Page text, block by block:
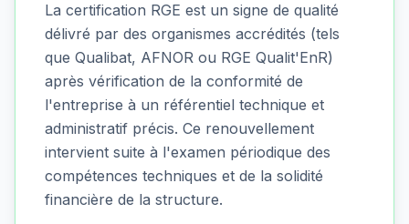
La certification RGE est un signe de qualité
délivré par des organismes accrédités (tels
que Qualibat, AFNOR ou RGE Qualit'EnR)
après vérification de la conformité de
l'entreprise à un référentiel technique et
administratif précis. Ce renouvellement
intervient suite à l'examen périodique des
compétences techniques et de la solidité
financière de la structure.